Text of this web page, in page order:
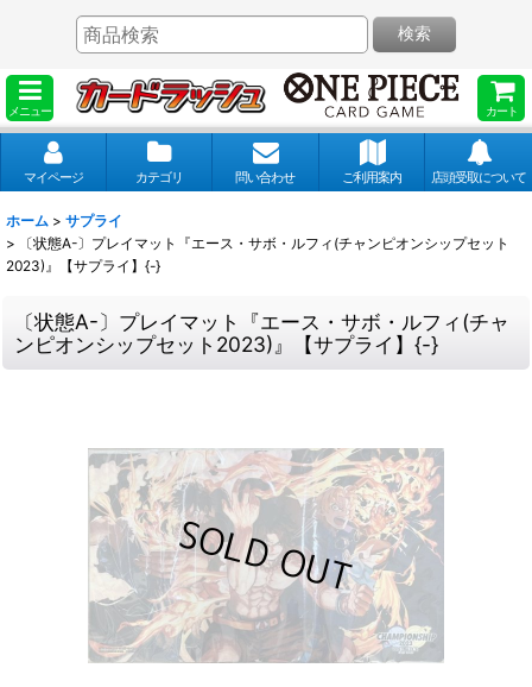
メニュー カート
検索
マイページ カテゴリ 問い合わせ ご利用案内 店頭受取について
ホーム > サプライ
>
〔状態A-〕プレイマット『エース・サボ・ルフィ(チャンピオンシップセット
2023)』【サプライ】{-}
〔状態A-〕プレイマット『エース・サボ・ルフィ(チャ
ンピオンシップセット2023)』【サプライ】{-}